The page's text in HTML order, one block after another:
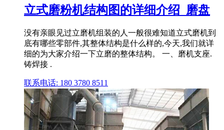
立式磨粉机结构图的详细介绍_磨盘
没有亲眼见过立磨机组装的人一般很难知道立式磨机到
底有哪些零部件,其整体结构是什么样的,今天,我们就详
细的为大家介绍一下立磨的整体结构。 一、磨机支座.
铸焊接 .
联系电话: 180 3780 8511